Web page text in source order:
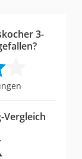
3-
Vergleich